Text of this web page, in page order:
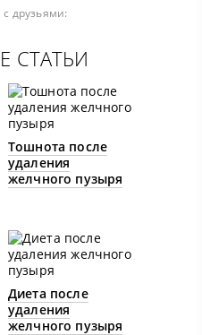
друзьями:
СТАТЬИ
Тошнота после
удаления
желчного пузыря
Диета после
удаления
желчного пузыря